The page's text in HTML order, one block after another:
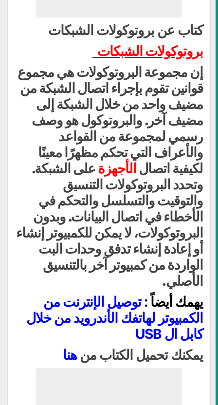
كتاب عن بروتوكولات الشبكات
بروتوكولات الشبكات
إن مجموعة البروتوكولات هي مجموع
قوانين تقوم بإجراء اتصال الشبكة من
مضيف واحد من خلال الشبكة إلى
مضيف آخر. والبروتوكول هو وصف
رسمي لمجموعة من القواعد
والأعراف التي تحكم مظهرًا معينًا
لكيفية اتصال الأجهزة على الشبكة.
وتحدد البروتوكولات التنسيق
والتوقيت والتسلسل والتحكم في
الأخطاء في اتصال البيانات. وبدون
البروتوكولات، لا يمكن للكمبيوتر إنشاء
أو إعادة إنشاء تدفق وحدات البت
الواردة من كمبيوتر آخر بالتنسيق
الأصلي.
يهمك أيضاً :توصيل الإنترنت من
الكمبيوتر لهاتفك الأندرويد من خلال
كابل ال USB
يمكنك تحميل الكتاب منهنا